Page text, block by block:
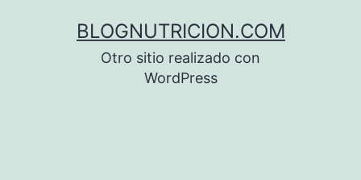
BLOGNUTRICION.COM
Otro sitio realizado con
WordPress